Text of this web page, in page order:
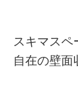
スキマス
自在の壁面